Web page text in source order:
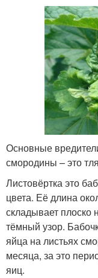
Основные
смородины – это
Листовёртка это
цвета. Её длина
складывает плоско
тёмный узор.
яйца на листьях
месяца, за это
яиц.